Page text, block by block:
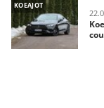
KOEAJOT